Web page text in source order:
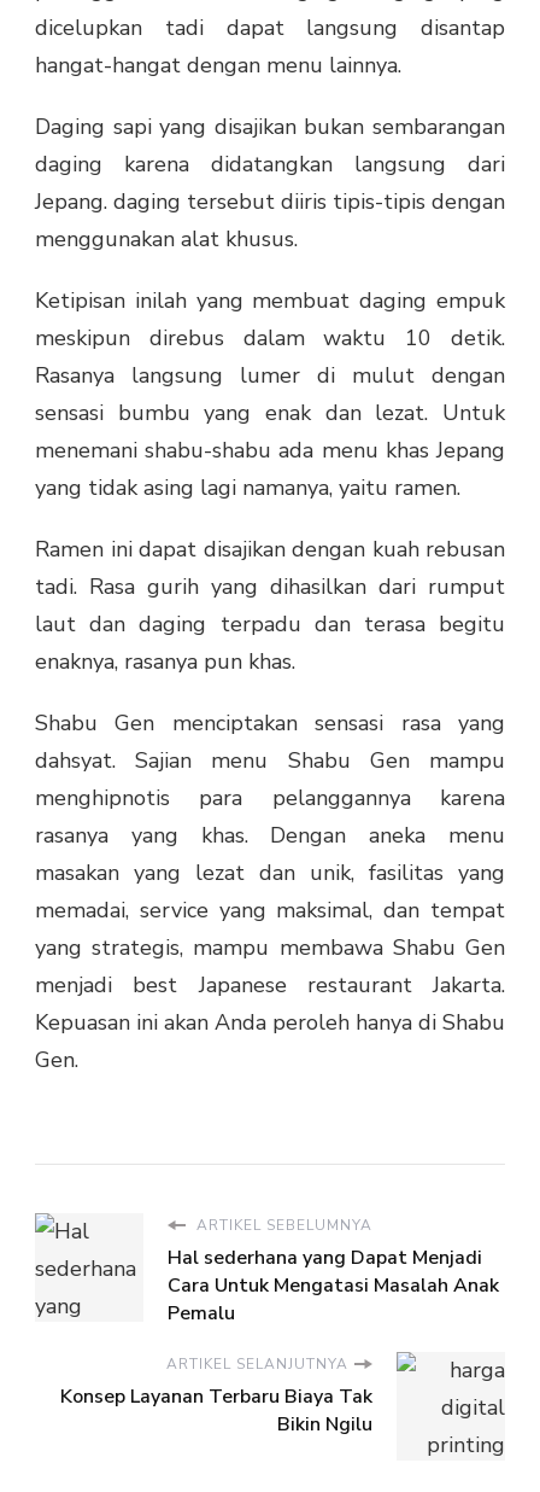
dicelupkan tadi dapat langsung disantap
hangat-hangat dengan menu lainnya.
Daging sapi yang disajikan bukan sembarangan
daging karena didatangkan langsung dari
Jepang. daging tersebut diiris tipis-tipis dengan
menggunakan alat khusus.
Ketipisan inilah yang membuat daging empuk
meskipun direbus dalam waktu 10 detik.
Rasanya langsung lumer di mulut dengan
sensasi bumbu yang enak dan lezat. Untuk
menemani shabu-shabu ada menu khas Jepang
yang tidak asing lagi namanya, yaitu ramen.
Ramen ini dapat disajikan dengan kuah rebusan
tadi. Rasa gurih yang dihasilkan dari rumput
laut dan daging terpadu dan terasa begitu
enaknya, rasanya pun khas.
Shabu Gen menciptakan sensasi rasa yang
dahsyat. Sajian menu Shabu Gen mampu
menghipnotis para pelanggannya karena
rasanya yang khas. Dengan aneka menu
masakan yang lezat dan unik, fasilitas yang
memadai, service yang maksimal, dan tempat
yang strategis, mampu membawa Shabu Gen
menjadi best Japanese restaurant Jakarta.
Kepuasan ini akan Anda peroleh hanya di Shabu
Gen.
ARTIKEL SEBELUMNYA
Hal sederhana yang Dapat Menjadi
Cara Untuk Mengatasi Masalah Anak
Pemalu
ARTIKEL SELANJUTNYA
Konsep Layanan Terbaru Biaya Tak
Bikin Ngilu